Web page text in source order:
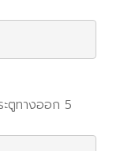
ตูทางออก 5